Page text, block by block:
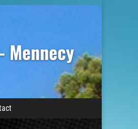
Mennecy